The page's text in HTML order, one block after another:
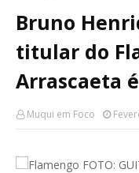
Bruno
titular do
Arrascaeta
Muqui em Foco
Flamengo FOTO: